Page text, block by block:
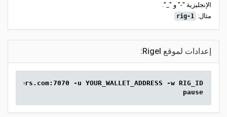
الإنجليزية "-" و "_".
مثال: rig-1
إعدادات لموقع Rigel:
-u YOUR_WALLET_ADDRESS -w RIG_ID
pause